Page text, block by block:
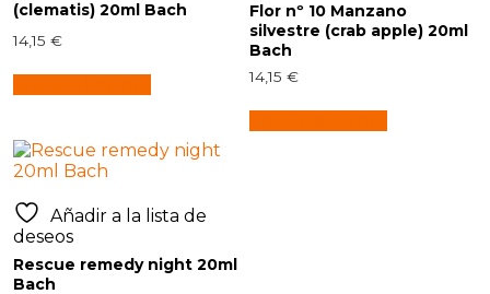
(clematis) 20ml Bach
14,15€
Flor nº 10 Manzano
silvestre (crab apple) 20ml
Bach
14,15€
Añadir a la lista de
deseos
Rescue remedy night 20ml
Bach